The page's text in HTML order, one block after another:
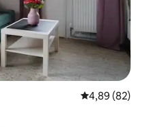
4,89 ud af 5 i
4,89 (82)